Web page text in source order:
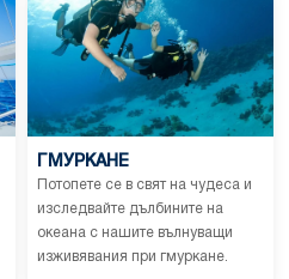
ГМУРКАНЕ
Потопете се в свят на чудеса и
изследвайте дълбините на
океана с нашите вълнуващи
изживявания при гмуркане.